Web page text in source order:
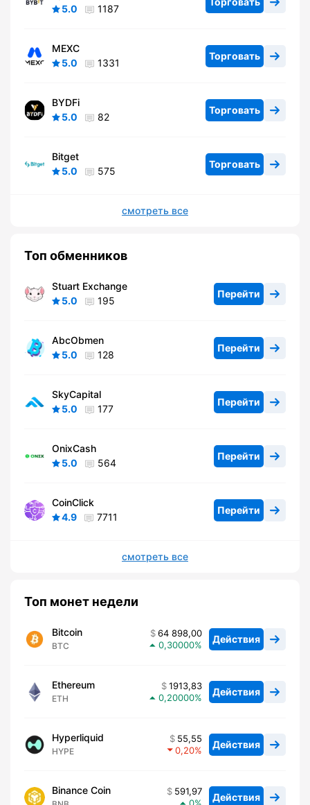
5.0
1187
MEXC
5.0
1331
Торговать
BYDFi
5.0
82
Торговать
Bitget
5.0
575
Торговать
смотреть все
Топ обменников
Stuart Exchange
5.0
195
Перейти
AbcObmen
5.0
128
Перейти
SkyCapital
5.0
177
Перейти
OnixCash
5.0
564
Перейти
CoinClick
4.9
7711
Перейти
смотреть все
Топ монет недели
Bitcoin
BTC
64 898,00
0,30000
Действия
Ethereum
ETH
1913,83
0,20000
Действия
Hyperliquid
HYPE
55,55
0,20
Действия
Binance Coin
591,97
Действия